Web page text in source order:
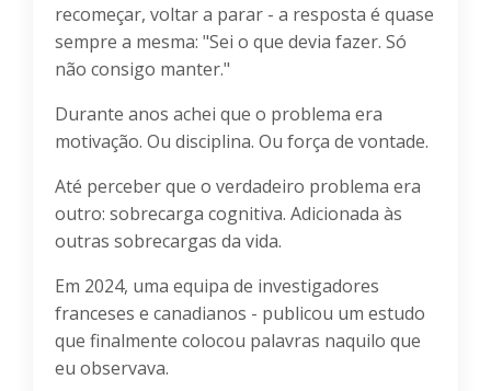
recomeçar, voltar a parar - a resposta é quase
sempre a mesma: "Sei o que devia fazer. Só
não consigo manter."
Durante anos achei que o problema era
motivação. Ou disciplina. Ou força de vontade.
Até perceber que o verdadeiro problema era
outro: sobrecarga cognitiva. Adicionada às
outras sobrecargas da vida.
Em 2024, uma equipa de investigadores
franceses e canadianos - publicou um estudo
que finalmente colocou palavras naquilo que
eu observava.